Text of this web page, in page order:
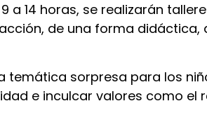
a 14 horas, se realizarán
de una forma
temática sorpresa para los
e inculcar valores como el